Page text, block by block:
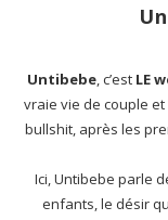
Untibebe, c’est LE
vraie vie de couple
bullshit, après les
Ici, Untibebe parle
enfants, le désir